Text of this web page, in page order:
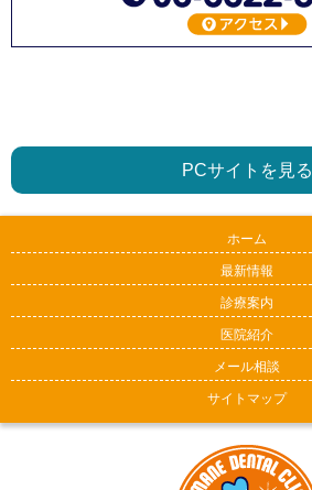
PCサイトを見る
ホーム
最新情報
診療案内
医院紹介
メール相談
サイトマップ